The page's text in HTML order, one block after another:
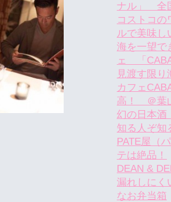
ナル」 全
コストコ
ルで美味し
海を一望で
ェ 「
見渡す限り
カフェ
高！ ＠葉
幻の日本酒
知る人ぞ知
PATE屋（
テは絶品！
DEAN &
漏れしに
なお弁当箱